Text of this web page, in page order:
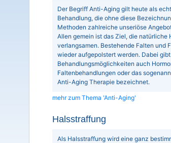
Der Begriff Anti-Aging gilt heute als
Behandlung, die ohne diese
Methoden zahlreiche unseriöse
Allen gemein ist das Ziel, die
verlangsamen. Bestehende Falten und
wieder aufgepolstert werden. Dabei
Behandlungsmöglichkeiten auch
Faltenbehandlungen oder das
Anti-Aging Therapie bezeichnet.
mehr zum Thema 'Anti-Aging'
Halsstraffung
Als Halsstraffung wird eine ganz